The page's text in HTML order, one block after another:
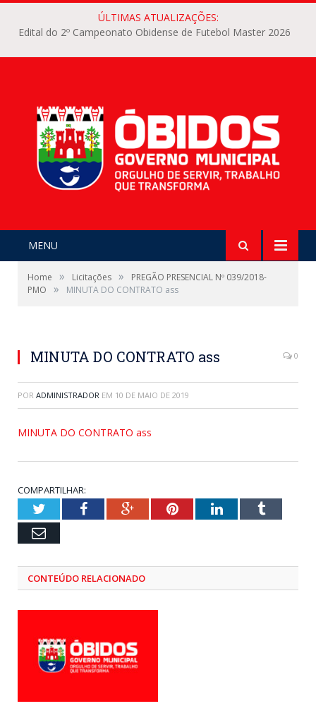
ÚLTIMAS ATUALIZAÇÕES:
Edital do 2º Campeonato Obidense de Futebol Master 2026
MENU
Home » Licitações »
PREGÃO PRESENCIAL Nº 039/2018-
PMO
» MINUTA DO CONTRATO ass
MINUTA DO CONTRATO ass 0
POR ADMINISTRADOR EM 10 DE MAIO DE 2019
MINUTA DO CONTRATO ass
COMPARTILHAR:
TwitterFacebookGoogle+PinterestLinkedInTumblr
Email
CONTEÚDO RELACIONADO